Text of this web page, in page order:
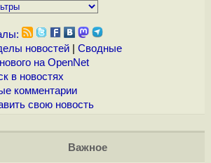
новостей| Сводные
на OpenNet
в новостях
комментарии
свою новость
Важное